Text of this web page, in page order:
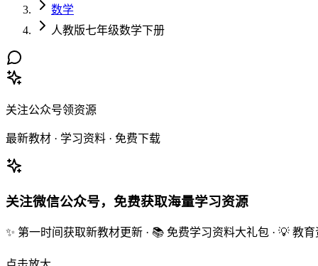
数学
人教版七年级数学下册
关注公众号领资源
最新教材 · 学习资料 · 免费下载
关注微信公众号，免费获取海量学习资源
✨ 第一时间获取新教材更新 · 📚 免费学习资料大礼包 · 💡 教